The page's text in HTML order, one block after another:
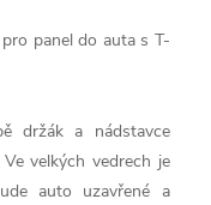
panel do auta s T-
držák a nádstavce
velkých vedrech je
auto uzavřené a